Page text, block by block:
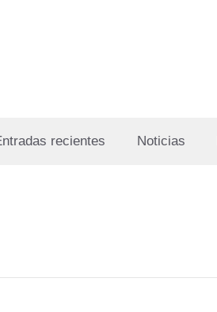
recientes Noticias